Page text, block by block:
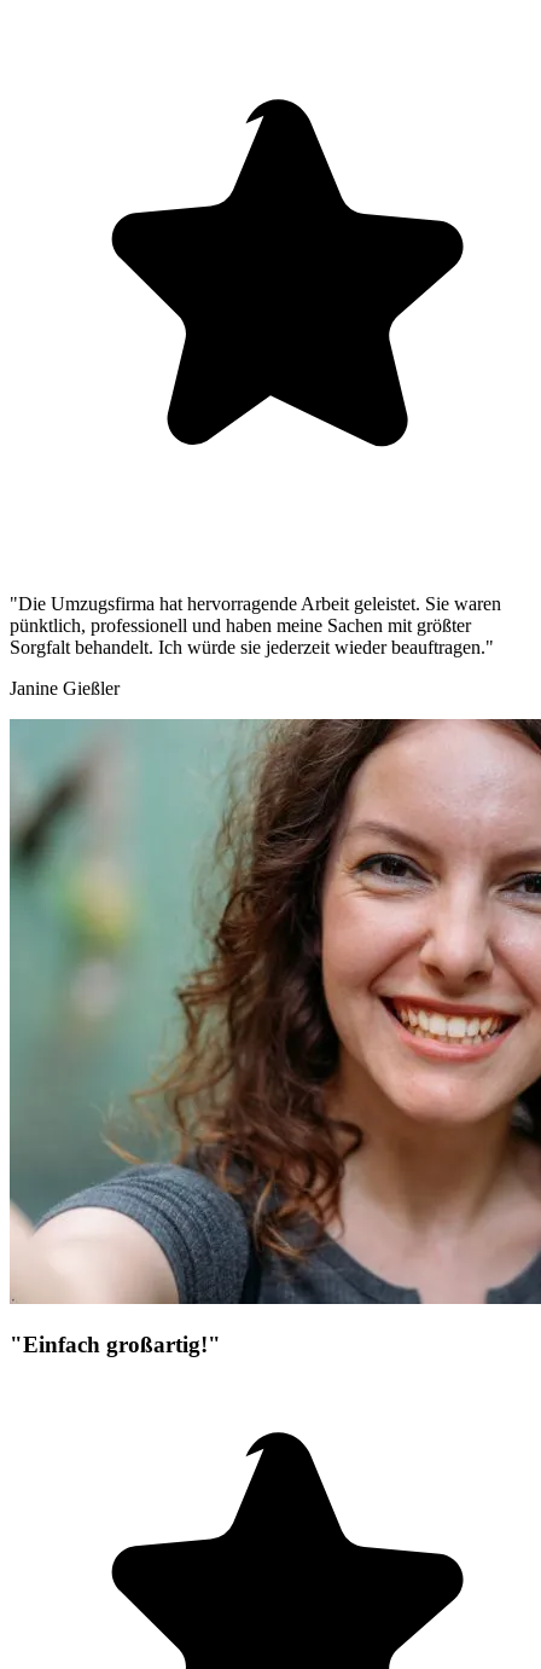
"Die Umzugsfirma hat hervorragende Arbeit geleistet. Sie waren
pünktlich, professionell und haben meine Sachen mit größter
Sorgfalt behandelt. Ich würde sie jederzeit wieder beauftragen."
Janine Gießler
"Einfach großartig!"